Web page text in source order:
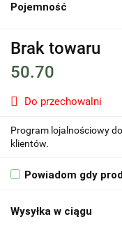
Pojemność
Brak towaru
50.70
Do przechowalni
Program lojalnościowy
klientów.
Powiadom gdy
Wysyłka w ciągu